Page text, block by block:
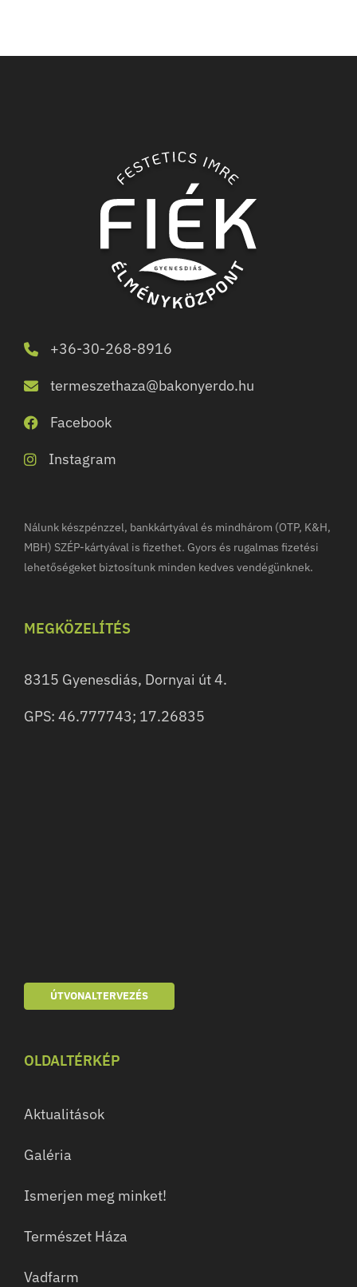
+36-30-268-8916
termeszethaza@bakonyerdo.hu
Facebook
Instagram
Nálunk készpénzzel, bankkártyával és mindhárom (OTP, K&H,
MBH) SZÉP-kártyával is fizethet. Gyors és rugalmas fizetési
lehetőségeket biztosítunk minden kedves vendégünknek.
MEGKÖZELÍTÉS
8315 Gyenesdiás, Dornyai út 4.
GPS: 46.777743; 17.26835
ÚTVONALTERVEZÉS
OLDALTÉRKÉP
Aktualitások
Galéria
Ismerjen meg minket!
Természet Háza
Vadfarm